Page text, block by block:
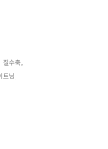
질수축,
닝,